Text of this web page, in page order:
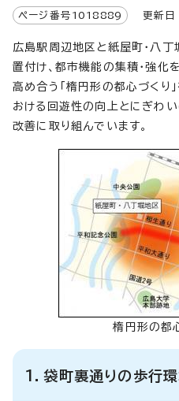
ページ番号 1018889 更新日
広島駅周辺地区と紙屋町・八
置付け、都市機能の集積・強化
高め合う「楕円形の都心づくり
おける回遊性の向上とにぎわ
改善に取り組んでいます。
楕円形の都
1．袋町裏通りの歩行